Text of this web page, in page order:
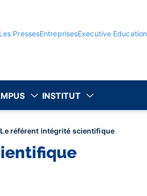
PressesEntreprisesExecutive Education
INSTITUT
Le référent intégrité scientifique